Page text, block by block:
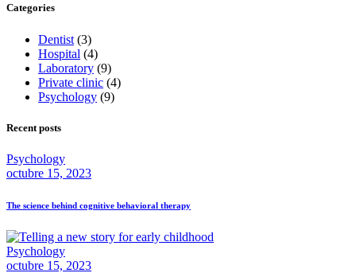
Categories
Dentist (3)
Hospital (4)
Laboratory (9)
Private clinic (4)
Psychology (9)
Recent posts
Psychology
octubre 15, 2023
The science behind cognitive behavioral therapy
Psychology
octubre 15, 2023